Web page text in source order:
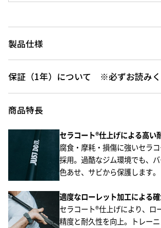
製品仕様
保証（1年）について ※必ずお読み
商品特長
セラコート®仕上げによる高い
腐食・摩耗・損傷に強いセラ
採用。​過酷なジム環境でも、
色あせ、サビから保護します。​
適度なローレット加工による確
セラコート®仕上げにより、ロ
精度と耐久性を向上。​トレー